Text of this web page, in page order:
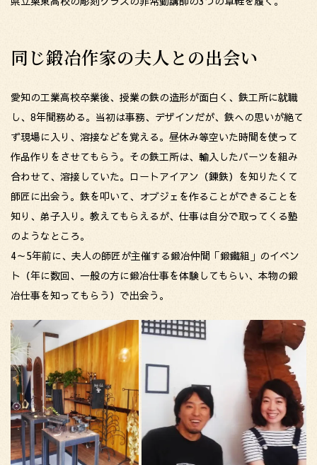
同じ鍛冶作家の夫人との出会い
愛知の工業高校卒業後、授業の鉄の造形が面白く、鉄工所に就職
し、8年間務める。当初は事務、デザインだが、鉄への思いが絶て
ず現場に入り、溶接などを覚える。昼休み等空いた時間を使って
作品作りをさせてもらう。その鉄工所は、輸入したパーツを組み
合わせて、溶接していた。ロートアイアン（錬鉄）を知りたくて
師匠に出会う。鉄を叩いて、オブジェを作ることができることを
知り、弟子入り。教えてもらえるが、仕事は自分で取ってくる塾
のようなところ。
4～5年前に、夫人の師匠が主催する鍛冶仲間「鍛鐵組」のイベン
ト（年に数回、一般の方に鍛冶仕事を体験してもらい、本物の鍛
冶仕事を知ってもらう）で出会う。